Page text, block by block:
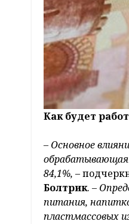
Как будет
– Основное
обрабатывающая
84,1%, –
Болтрик. –
питания,
пластмассовых